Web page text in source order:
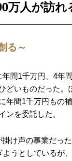
万人が訪れ
る～
間1千万円、4年
どいものだった
年間1千万円もの
ンを委託した。
け声の事業だっ
うとしているが